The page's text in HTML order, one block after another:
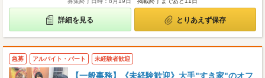
詳細を見る とりあえず保存
急募 アルバイト・パート 未経験者歓迎
【一般事務】《未経験歓迎》大手"すき家"のオフ